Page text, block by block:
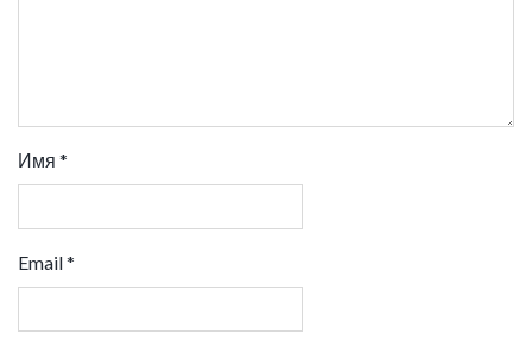
Имя *
Email*